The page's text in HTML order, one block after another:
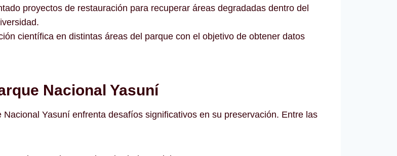
proyectos de restauración para recuperar áreas degradadas dentro del
científica en distintas áreas del parque con el objetivo de obtener datos
Nacional Yasuní
Yasuní enfrenta desafíos significativos en su preservación. Entre las